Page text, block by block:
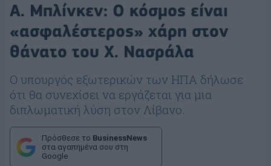
Α. Μπλίνκεν: Ο κόσμος είναι
«ασφαλέστερος» χάρη στον
θάνατο του Χ. Νασράλα
Ο υπουργός εξωτερικών των ΗΠΑ δήλωσε
ότι θα συνεχίσει να εργάζεται για μια
διπλωματική λύση στον Λίβανο.
Πρόσθεσε το BusinessNews
στα αγαπημένα σου στη
Google